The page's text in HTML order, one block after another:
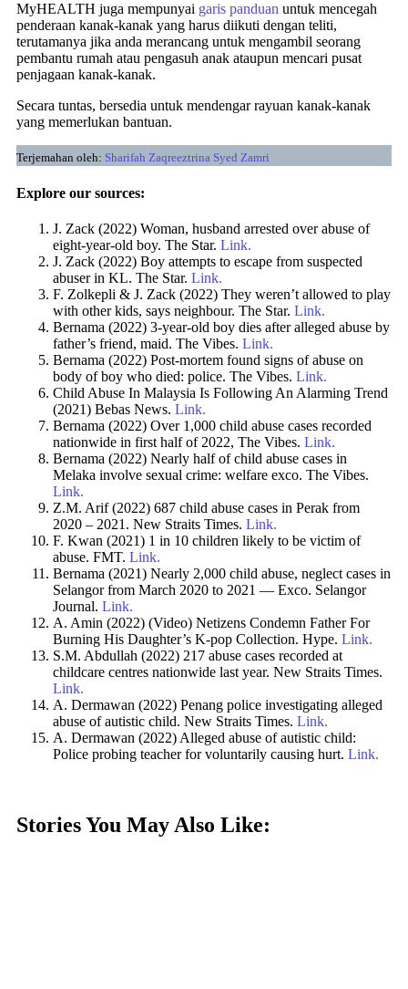
MyHEALTH juga mempunyai garis panduan untuk mencegah
penderaan kanak-kanak yang harus diikuti dengan teliti,
terutamanya jika anda merancang untuk mengambil seorang
pembantu rumah atau pengasuh anak ataupun mencari pusat
penjagaan kanak-kanak.
Secara tuntas, bersedia untuk mendengar rayuan kanak-kanak
yang memerlukan bantuan.
Terjemahan oleh: Sharifah Zaqreeztrina Syed Zamri
Explore our sources:
J. Zack (2022) Woman, husband arrested over abuse of
eight-year-old boy. The Star. Link.
J. Zack (2022) Boy attempts to escape from suspected
abuser in KL. The Star. Link.
F. Zolkepli & J. Zack (2022) They weren’t allowed to play
with other kids, says neighbour. The Star. Link.
Bernama (2022) 3-year-old boy dies after alleged abuse by
father’s friend, maid. The Vibes. Link.
Bernama (2022) Post-mortem found signs of abuse on
body of boy who died: police. The Vibes. Link.
Child Abuse In Malaysia Is Following An Alarming Trend
(2021) Bebas News. Link.
Bernama (2022) Over 1,000 child abuse cases recorded
nationwide in first half of 2022, The Vibes. Link.
Bernama (2022) Nearly half of child abuse cases in
Melaka involve sexual crime: welfare exco. The Vibes.
Link.
Z.M. Arif (2022) 687 child abuse cases in Perak from
2020 – 2021. New Straits Times. Link.
F. Kwan (2021) 1 in 10 children likely to be victim of
abuse. FMT. Link.
Bernama (2021) Nearly 2,000 child abuse, neglect cases in
Selangor from March 2020 to 2021 — Exco. Selangor
Journal. Link.
A. Amin (2022) (Video) Netizens Condemn Father For
Burning His Daughter’s K-pop Collection. Hype. Link.
S.M. Abdullah (2022) 217 abuse cases recorded at
childcare centres nationwide last year. New Straits Times.
Link.
A. Dermawan (2022) Penang police investigating alleged
abuse of autistic child. New Straits Times. Link.
A. Dermawan (2022) Alleged abuse of autistic child:
Police probing teacher for voluntarily causing hurt. Link.
Stories You May Also Like: